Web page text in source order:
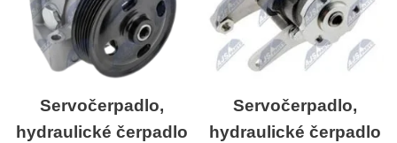
Servočerpadlo,
hydraulické čerpadlo
Servočerpadlo,
hydraulické čerpadlo